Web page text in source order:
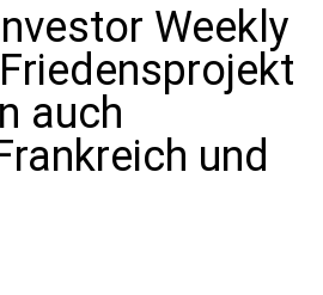
Weekly
auch
und